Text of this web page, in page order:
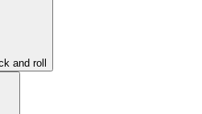
and roll